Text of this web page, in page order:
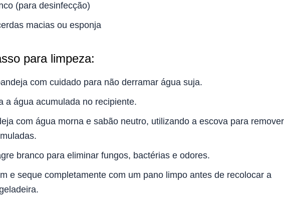
(para desinfecção)
macias ou esponja
para limpeza:
com cuidado para não derramar água suja.
a água acumulada no recipiente.
com água morna e sabão neutro, utilizando a escova para remover
branco para eliminar fungos, bactérias e odores.
e seque completamente com um pano limpo antes de recolocar a